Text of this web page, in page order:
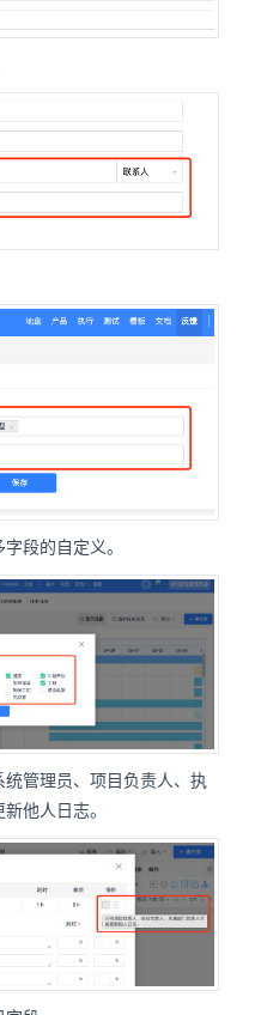
段的自定义。
管理员、项目负责人、执
他人日志。